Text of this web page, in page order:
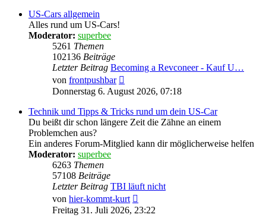
US-Cars allgemein
Alles rund um US-Cars!
Moderator: superbee
5261 Themen
102136 Beiträge
Letzter Beitrag Becoming a Revconeer - Kauf U…
von frontpushbar
Beitrag
Donnerstag 6. August 2026, 07:18
Technik und Tipps & Tricks rund um dein US-Car
Du beißt dir schon längere Zeit die Zähne an einem
Problemchen aus?
Ein anderes Forum-Mitglied kann dir möglicherweise helfen
Moderator: superbee
6263 Themen
57108 Beiträge
Letzter Beitrag TBI läuft nicht
von hier-kommt-kurt
Beitrag
Freitag 31. Juli 2026, 23:22